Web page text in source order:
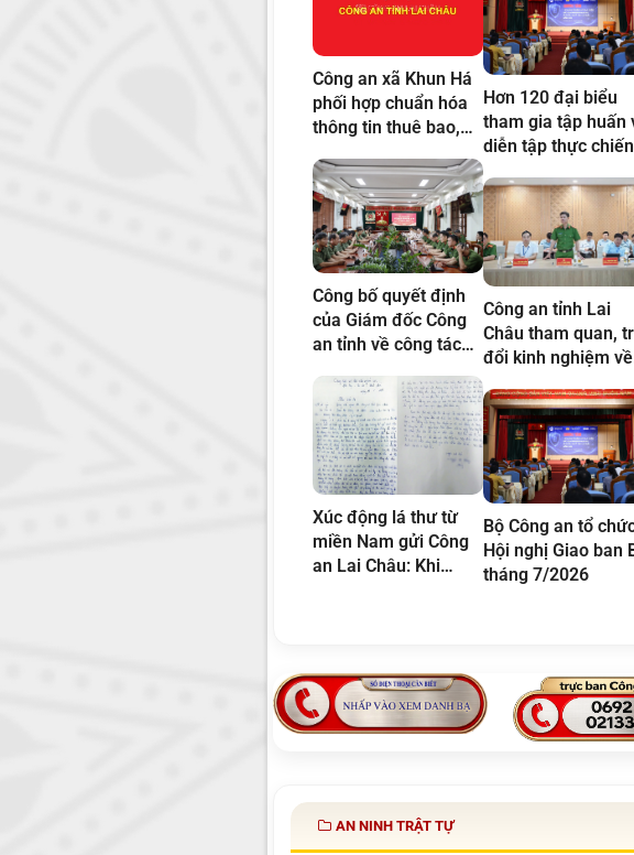
Công an xã Khun Há
phối hợp chuẩn hóa
thông tin thuê bao,
hoạt tài khoản định
danh điện tử mức 2
Công bố quyết định
của Giám đốc Công
an tỉnh về công tác
Xúc động lá thư từ
miền Nam gửi Công
an Lai Châu: Khi
Hơn 120 đại biểu
tham gia tập huấn
diễn tập thực chiến
mạng, ứng cứu sự
Công an tỉnh Lai
Châu tham quan,
đổi kinh nghiệm về
chuyển đổi số tại
Trung tâm Dữ liệu
quốc gia
Bộ Công an tổ
Hội nghị Giao ban
tháng 7/2026
AN NINH TRẬT TỰ